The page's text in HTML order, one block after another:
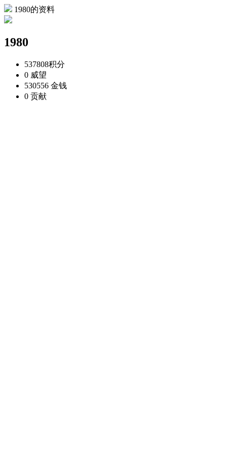
1980的资料
1980
537808积分
0 威望
530556 金钱
0 贡献